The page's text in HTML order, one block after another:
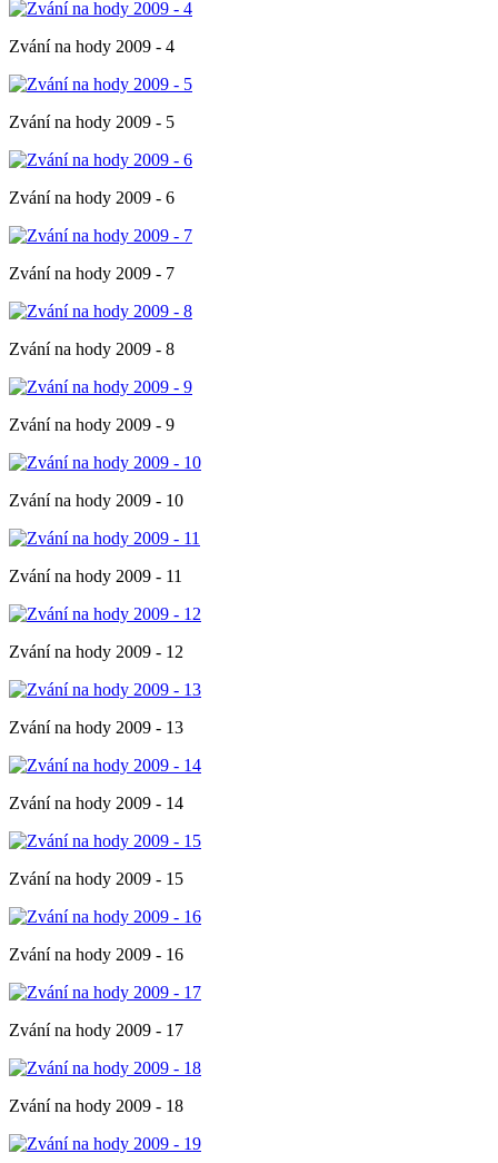
Zvání na hody 2009 - 4
Zvání na hody 2009 - 5
Zvání na hody 2009 - 6
Zvání na hody 2009 - 7
Zvání na hody 2009 - 8
Zvání na hody 2009 - 9
Zvání na hody 2009 - 10
Zvání na hody 2009 - 11
Zvání na hody 2009 - 12
Zvání na hody 2009 - 13
Zvání na hody 2009 - 14
Zvání na hody 2009 - 15
Zvání na hody 2009 - 16
Zvání na hody 2009 - 17
Zvání na hody 2009 - 18